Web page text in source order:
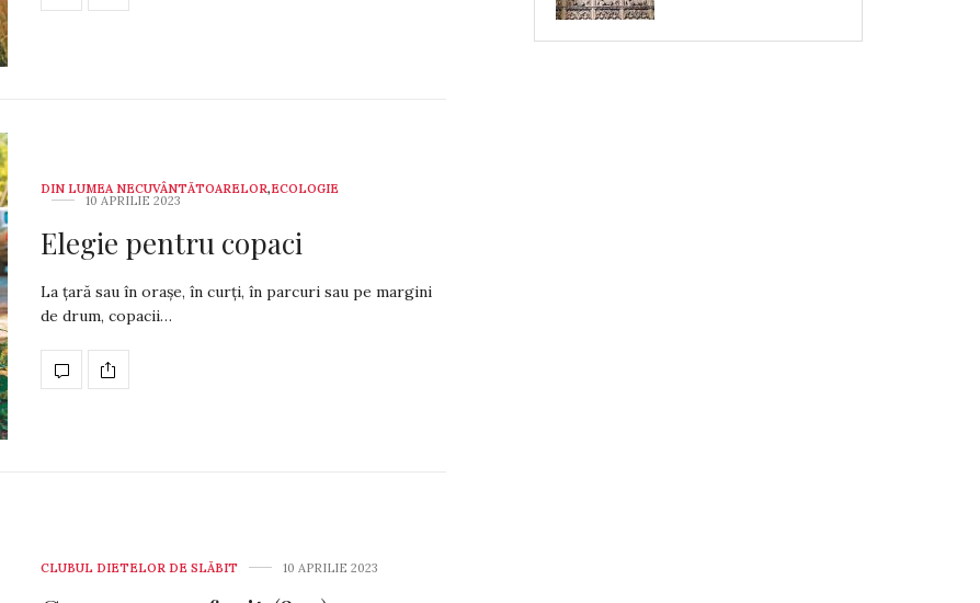
DIN LUMEA NECUVÂNTĂTOARELOR,ECOLOGIE
10 APRILIE 2023
Elegie pentru copaci
La țară sau în orașe, în curți, în parcuri sau pe margini
de drum, copacii…
CLUBUL DIETELOR DE SLĂBIT 10 APRILIE 2023